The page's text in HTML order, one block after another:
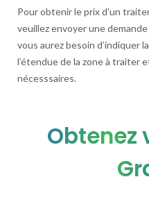
Pour obtenir le prix d’un
veuillez envoyer une
vous aurez besoin d’indiquer
l’étendue de la zone à traiter
nécesssaires.
Obtenez